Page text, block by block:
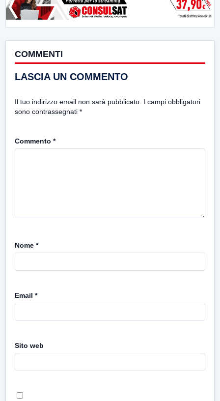
COMMENTI
LASCIA UN COMMENTO
Il tuo indirizzo email non sarà pubblicato. I campi obbligatori
sono contrassegnati *
Commento *
Nome *
Email *
Sito web